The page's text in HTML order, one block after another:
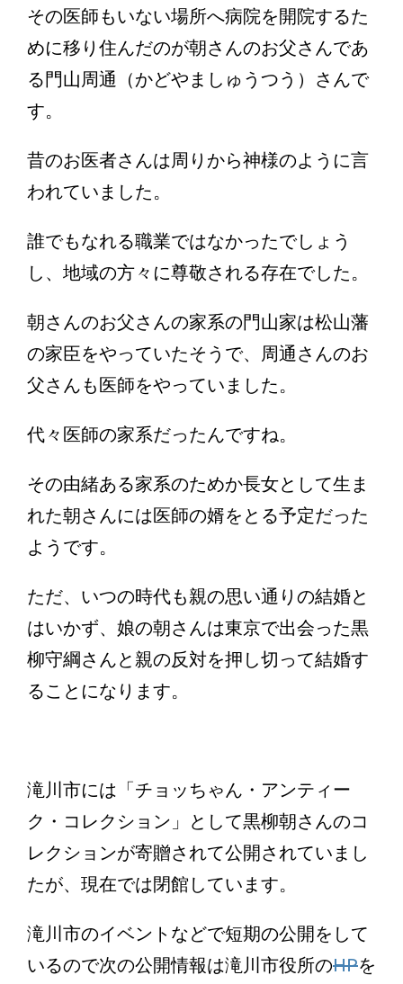
その医師もいない場所へ病院を開院するた
めに移り住んだのが朝さんのお父さんであ
る門山周通（かどやましゅうつう）さんで
す。
昔のお医者さんは周りから神様のように言
われていました。
誰でもなれる職業ではなかったでしょう
し、地域の方々に尊敬される存在でした。
朝さんのお父さんの家系の門山家は松山藩
の家臣をやっていたそうで、周通さんのお
父さんも医師をやっていました。
代々医師の家系だったんですね。
その由緒ある家系のためか長女として生ま
れた朝さんには医師の婿をとる予定だった
ようです。
ただ、いつの時代も親の思い通りの結婚と
はいかず、娘の朝さんは東京で出会った黒
柳守綱さんと親の反対を押し切って結婚す
ることになります。
滝川市には「チョッちゃん・アンティー
ク・コレクション」として黒柳朝さんのコ
レクションが寄贈されて公開されていまし
たが、現在では閉館しています。
滝川市のイベントなどで短期の公開をして
いるので次の公開情報は滝川市役所のHPを